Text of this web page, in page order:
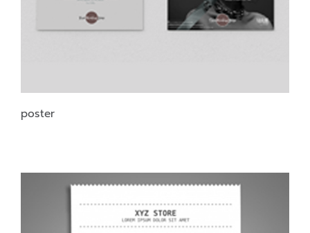
poster